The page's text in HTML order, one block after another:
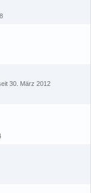
30. März 2012